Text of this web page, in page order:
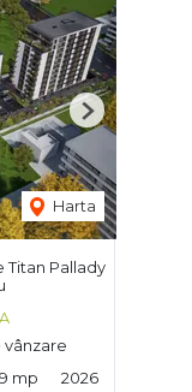
Harta
Next
Pallady
mp 2026